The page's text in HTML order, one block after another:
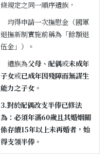
條規定之同一順序遺族，
均得申請一次撫慰金（國軍
退撫新制實施前稱為「餘額退
伍金」）。
遺族為父母、配偶或未成年
子女或已成年因殘障而無謀生
能力之子女 。
3.對於配偶改支半俸已修法
為：必須年滿60歲且其婚姻關
係存續15年以上未再婚者，始
得支領半俸。